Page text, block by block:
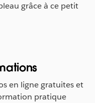
grâce à ce petit
en ligne gratuites et
pratique